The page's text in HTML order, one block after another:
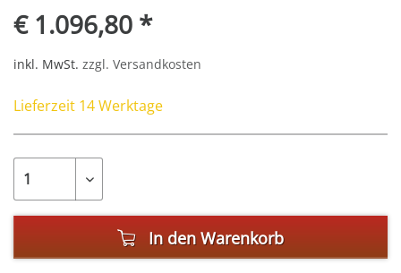
€ 1.096,80 *
inkl. MwSt. zzgl. Versandkosten
Lieferzeit 14 Werktage
In den Warenkorb